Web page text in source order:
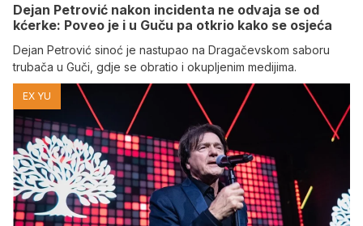
Dejan Petrović nakon incidenta ne odvaja se od
kćerke: Poveo je i u Guču pa otkrio kako se osjeća
Dejan Petrović sinoć je nastupao na Dragačevskom saboru
trubača u Guči, gdje se obratio i okupljenim medijima.
EX YU